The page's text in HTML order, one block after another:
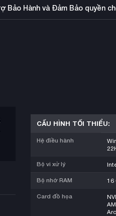
Bảo Hành và Đảm Bảo quyền
CẤU HÌNH TỐI THIỂU:
Hệ điều hành
Bộ vi xử lý
Bộ nhớ RAM 16
Card đồ họa